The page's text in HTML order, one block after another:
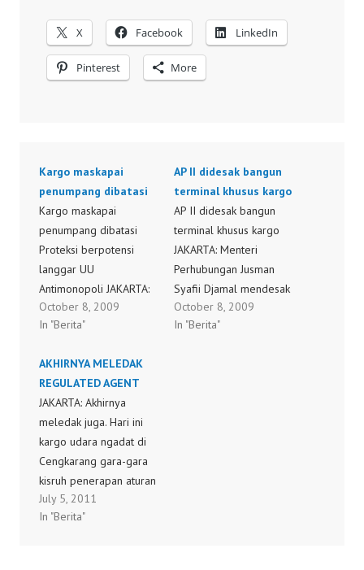
X Facebook LinkedIn
Pinterest More
Kargo maskapai
penumpang dibatasi
Kargo maskapai
penumpang dibatasi
Proteksi berpotensi
langgar UU
Antimonopoli JAKARTA:
Departemen
Perhubungan segera
kargo udara yang
diangkut maskapai
penerbangan
penumpang untuk
membantu
pengembangan
maskapai khusus kargo.
Direktur Angkutan Udara
Ditjen Perhubungan
October 8, 2009
In "Berita"
AP II didesak bangun
terminal khusus kargo
AP II didesak bangun
terminal khusus kargo
JAKARTA: Menteri
Perhubungan Jusman
Syafii Djamal mendesak
PT Angkasa Pura (AP) II
membangun terminal
October 8, 2009
In "Berita"
AKHIRNYA MELEDAK
REGULATED AGENT
JAKARTA: Akhirnya
meledak juga. Hari ini
kargo udara ngadat di
Cengkarang gara-gara
kisruh penerapan aturan
baru terkait kewajiban
periksa barang kiriman
July 5, 2011
In "Berita"